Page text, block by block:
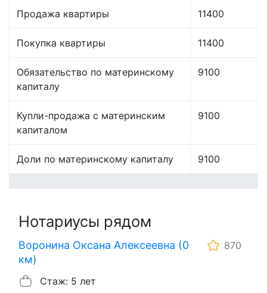
Продажа квартиры 11400
Покупка квартиры 11400
Обязательство по материнскому
капиталу
9100
Купли-продажа с материнским
капиталом
9100
Доли по материнскому капиталу 9100
Нотариусы рядом
Воронина Оксана Алексеевна (0
км)
870
Стаж: 5 лет